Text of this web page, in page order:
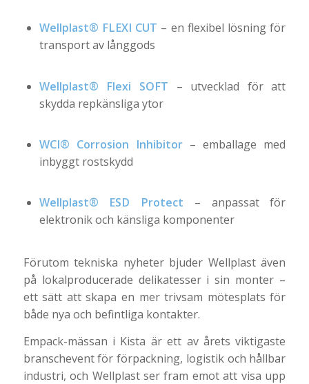
Wellplast® FLEXI CUT – en flexibel lösning för
transport av långgods
Wellplast® Flexi SOFT – utvecklad för att
skydda repkänsliga ytor
WCI® Corrosion Inhibitor – emballage med
inbyggt rostskydd
Wellplast® ESD Protect
– anpassat för
elektronik och känsliga komponenter
Förutom tekniska nyheter bjuder Wellplast även
på lokalproducerade delikatesser i sin monter –
ett sätt att skapa en mer trivsam mötesplats för
både nya och befintliga kontakter.
Empack-mässan i Kista är ett av årets viktigaste
branschevent för förpackning, logistik och hållbar
industri, och Wellplast ser fram emot att visa upp